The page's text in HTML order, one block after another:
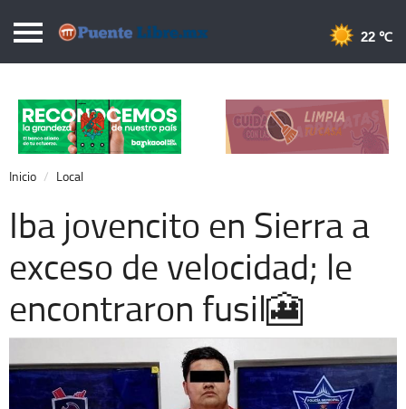
Puentelibre.mx
Local
Nacional
Opinión
Cronos
Economía
Extra +
22 ℃
Inicio Local
Iba jovencito en Sierra a
exceso de velocidad; le
encontraron fusil🎦